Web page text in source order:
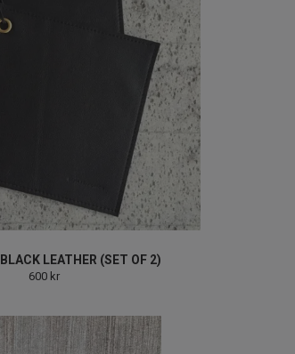
LEATHER (SET OF 2)
600 kr